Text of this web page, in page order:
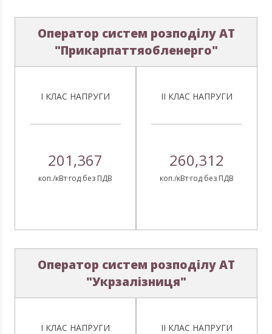
Оператор систем розподілу АТ
"Прикарпаттяобленерго"
І КЛАС НАПРУГИ
201,367
коп./кВт·год без ПДВ
ІІ КЛАС НАПРУГИ
260,312
коп./кВт·год без ПДВ
Оператор систем розподілу АТ
"Укрзалізниця"
І КЛАС НАПРУГИ ІІ КЛАС НАПРУГИ